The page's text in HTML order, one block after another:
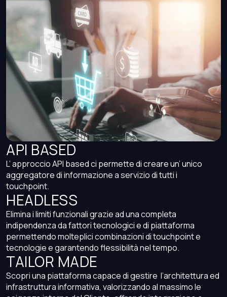
API BASED
L’ approccio API based ci permette di creare un’ unico
aggregatore di informazione a servizio di tutti i
touchpoint.
HEADLESS
Elimina i limiti funzionali grazie ad una completa
indipendenza da fattori tecnologici e di piattaforma
permettendo molteplici combinazioni di touchpoint e
tecnologie e garantendo flessibilità nel tempo.
TAILOR MADE
Scopri una piattaforma capace di gestire l’architettura ed
infrastruttura informativa, valorizzando al massimo le